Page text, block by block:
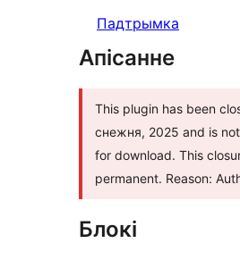
Падтрымка
Апісанне
This plugin has been
снежня, 2025 and is
for download. This
permanent. Reason:
Блокі